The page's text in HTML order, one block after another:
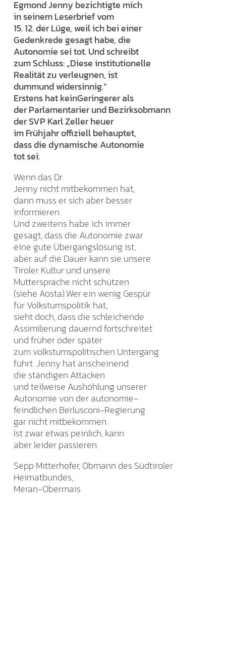
Egmond Jenny bezichtigte mich
in seinem Leserbrief vom
15. 12. der Lüge, weil ich bei einer
Gedenkrede gesagt habe, die
Autonomie sei tot. Und schreibt
zum Schluss: „Diese institutionelle
Realität zu verleugnen, ist
dummund widersinnig.“
Erstens hat keinGeringerer als
der Parlamentarier und Bezirksobmann
der SVP Karl Zeller heuer
im Frühjahr offiziell behauptet,
dass die dynamische Autonomie
tot sei.
Wenn das Dr.
Jenny nicht mitbekommen hat,
dann muss er sich aber besser
informieren.
Und zweitens habe ich immer
gesagt, dass die Autonomie zwar
eine gute Übergangslösung ist,
aber auf die Dauer kann sie unsere
Tiroler Kultur und unsere
Muttersprache nicht schützen
(siehe Aosta).Wer ein wenig Gespür
für Volkstumspolitik hat,
sieht doch, dass die schleichende
Assimilierung dauernd fortschreitet
und früher oder später
zum volkstumspolitischen Untergang
führt. Jenny hat anscheinend
die ständigen Attacken
und teilweise Aushöhlung unserer
Autonomie von der autonomie-
feindlichen Berlusconi-Regierung
gar nicht mitbekommen.
Ist zwar etwas peinlich, kann
aber leider passieren.
Sepp Mitterhofer, Obmann des Südtiroler
Heimatbundes,
Meran-Obermais